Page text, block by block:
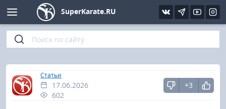
SuperKarate.RU
Главная
»
Статьи
17.06.2026
602
+3
Киокушинкай
Кёкусин (IFK)
Шинкиокушинкай
Фото
Видео
Интервью
Статьи
Уроки каратэ
Файлы
Библиотека